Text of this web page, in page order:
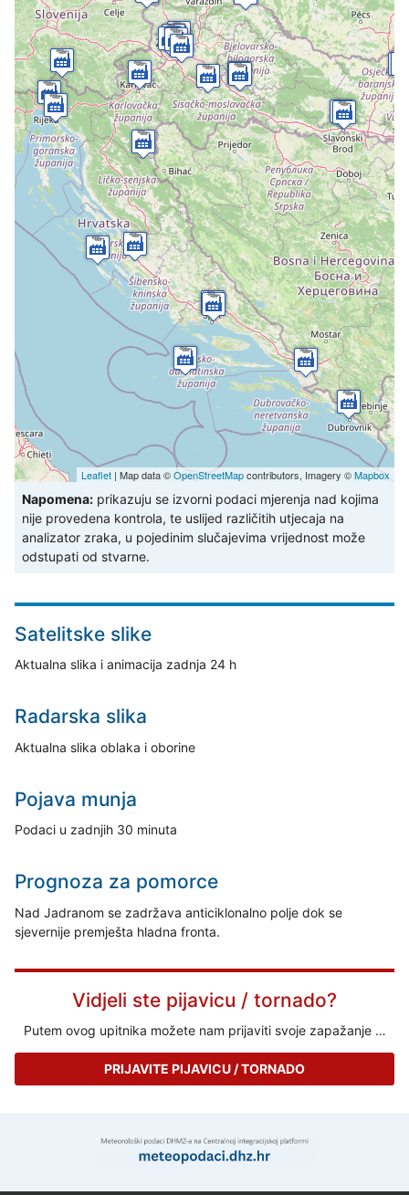
Leaflet | Map data ©OpenStreetMapcontributors, Imagery ©Mapbox
Napomena: prikazuju se izvorni podaci mjerenja nad kojima
nije provedena kontrola, te uslijed različitih utjecaja na
analizator zraka, u pojedinim slučajevima vrijednost može
odstupati od stvarne.
Satelitske slike
Aktualna slika i animacija zadnja 24 h
Radarska slika
Aktualna slika oblaka i oborine
Pojava munja
Podaci u zadnjih 30 minuta
Prognoza za pomorce
Nad Jadranom se zadržava anticiklonalno polje dok se
sjevernije premješta hladna fronta.
Vidjeli ste pijavicu / tornado?
Putem ovog upitnika možete nam prijaviti svoje zapažanje …
PRIJAVITE PIJAVICU / TORNADO